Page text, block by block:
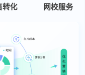
转化 网校服务